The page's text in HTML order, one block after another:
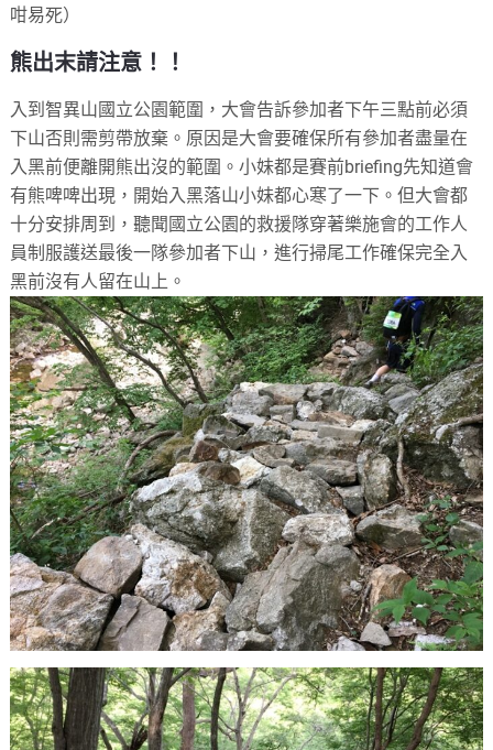
咁易死）
熊出末請注意！！
入到智異山國立公園範圍，大會告訴參加者下午三點前必須
下山否則需剪帶放棄。原因是大會要確保所有參加者盡量在
入黑前便離開熊出沒的範圍。小妹都是賽前briefing先知道會
有熊啤啤出現，開始入黑落山小妹都心寒了一下。但大會都
十分安排周到，聽聞國立公園的救援隊穿著樂施會的工作人
員制服護送最後一隊參加者下山，進行掃尾工作確保完全入
黑前沒有人留在山上。